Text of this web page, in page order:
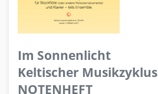
Im Sonnenlicht
Keltischer Musikzyklus
NOTENHEFT